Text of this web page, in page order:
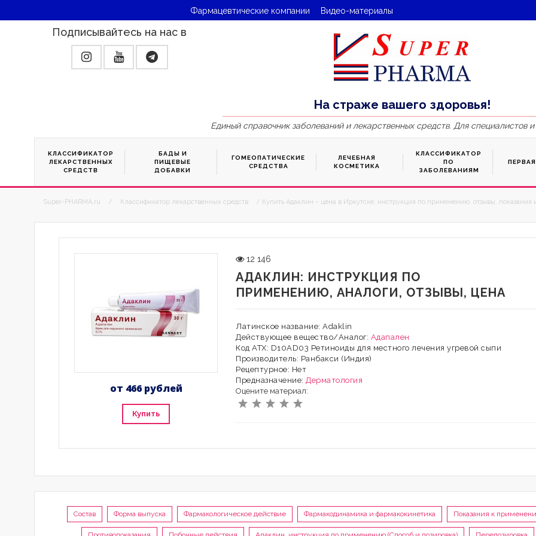
Фармацевтические компании Видео-материалы
Подписывайтесь на нас в
На страже вашего здоровья!
Единый справочник заболеваний и лекарственных средств. Для специалистов
КЛАССИФИКАТОР
ЛЕКАРСТВЕННЫХ
СРЕДСТВ
БАДЫ И
ПИЩЕВЫЕ
ДОБАВКИ
ГОМЕОПАТИЧЕСКИЕ
СРЕДСТВА
ЛЕЧЕБНАЯ
КОСМЕТИКА
КЛАССИФИКАТОР
ПО
ЗАБОЛЕВАНИЯМ
Super-PHARMA.ru / Классификатор лекарственных средств / Купить Адаклин – цена в Иркутске, инструкция по применению, отзывы, показания
от 466 рублей
Купить
12 146
АДАКЛИН: ИНСТРУКЦИЯ ПО
ПРИМЕНЕНИЮ, АНАЛОГИ, ОТЗЫВЫ, ЦЕНА
Латинское название: Adaklin
Действующее вещество/Аналог: Адапален
Код АТХ: D10AD03 Ретиноиды для местного лечения угревой сыпи
Производитель: Ранбакси (Индия)
Рецептурное: Нет
Предназначение:Дерматология
Оцените материал:
Состав Форма выпуска Фармакологическое действие Фармакодинамика и фармакокинетика Показания к